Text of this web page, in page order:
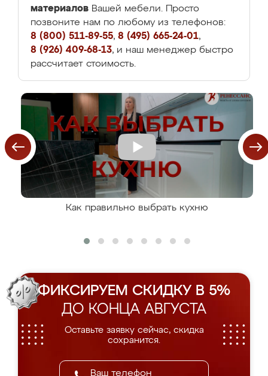
материалов Вашей мебели. Просто
позвоните нам по любому из телефонов:
8 (800) 511-89-55, 8 (495) 665-24-01,
8 (926) 409-68-13, и наш менеджер быстро
рассчитает стоимость.
Как правильно выбрать кухню
ФИКСИРУЕМ СКИДКУ В 5%
ДО КОНЦА АВГУСТА
Оставьте заявку сейчас, скидка
сохранится.